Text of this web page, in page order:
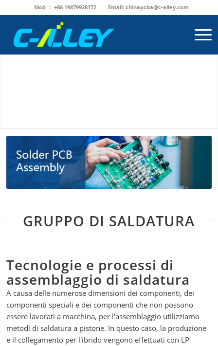
Mob ： +86 19879928172 Email: chinapcba@c-alley.com
GRUPPO DI SALDATURA
Tecnologie e processi di
assemblaggio di saldatura
A causa delle numerose dimensioni dei componenti, dei
componenti speciali e dei componenti che non possono
essere lavorati a macchina, per l'assemblaggio utilizziamo
metodi di saldatura a pistone. In questo caso, la produzione
e il collegamento per l'ibrido vengono effettuati con LP